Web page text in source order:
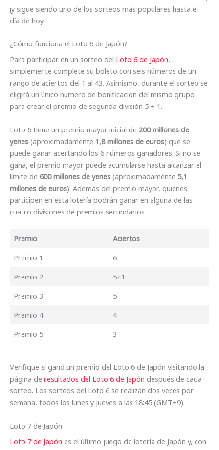
¡y sigue siendo uno de los sorteos más populares hasta el
día de hoy!
¿Cómo funciona el Loto 6 de Japón?
Para participar en un sorteo del Loto 6 de Japón,
simplemente complete su boleto con seis números de un
rango de aciertos del 1 al 43. Asimismo, durante el sorteo se
eligirá un único número de bonificación del mismo grupo
para crear el premio de segunda división 5 + 1.
Loto 6 tiene un premio mayor inicial de 200 millones de
yenes (aproximadamente 1,8 millones de euros) que se
puede ganar acertando los 6 números ganadores. Si no se
gana, el premio mayor puede acumularse hasta alcanzar el
límite de 600 millones de yenes (aproximadamente 5,1
millones de euros). Además del premio mayor, quienes
participen en esta lotería podrán ganar en alguna de las
cuatro divisiones de premios secundarios.
Premio
Aciertos
Premio 1
6
Premio 2
5+1
Premio 3
5
Premio 4
4
Premio 5
3
Verifique si ganó un premio del Loto 6 de Japón visitando la
página de resultados del Loto 6 de Japón después de cada
sorteo. Los sorteos del Loto 6 se realizan dos veces por
semana, todos los lunes y jueves a las 18:45 (GMT+9).
Loto 7 de Japón
Loto 7 de Japón es el último juego de lotería de Japón y, con